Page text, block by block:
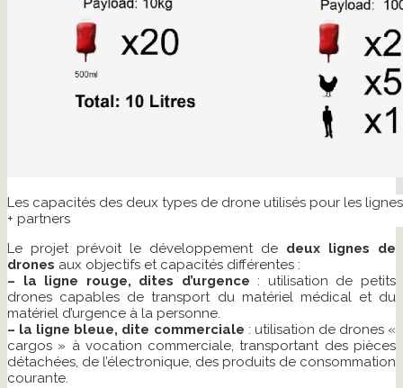
Les capacités des deux types de drone utilisés pour les
+ partners
Le projet prévoit le développement de deux lignes de
drones aux objectifs et capacités différentes :
– la ligne rouge, dites d’urgence : utilisation de petits
drones capables de transport du matériel médical et du
matériel d’urgence à la personne.
– la ligne bleue, dite commerciale : utilisation de drones «
cargos » à vocation commerciale, transportant des pièces
détachées, de l’électronique, des produits de consommation
courante.